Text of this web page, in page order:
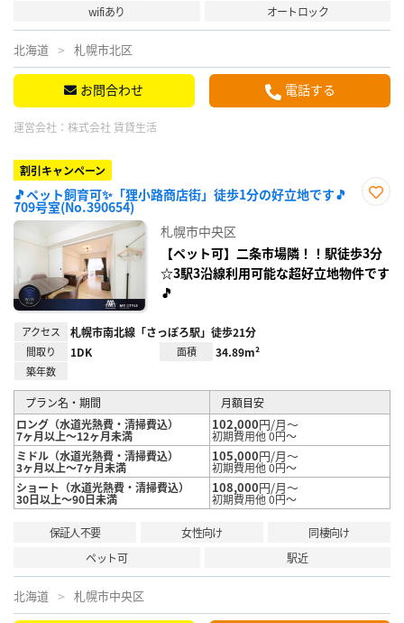
wifiあり
オートロック
北海道 札幌市北区
お問合わせ 電話する
運営会社： 株式会社 賃貸生活
割引キャンペーン
🎵ペット飼育可✨「狸小路商店街」徒歩1分の好立地です🎵
709号室(No.390654)
録
札幌市中央区
【ペット可】二条市場隣！！駅徒歩3分
☆3駅3沿線利用可能な超好立地物件です
🎵
アクセス 札幌市南北線「さっぽろ駅」徒歩21分
間取り 1DK 面積 34.89m²
築年数
プラン名・期間
月額目安
ロング（水道光熱費・清掃費込）
7ヶ月以上～12ヶ月未満
102,000円/月～
初期費用他 0円～
ミドル（水道光熱費・清掃費込）
3ヶ月以上～7ヶ月未満
105,000円/月～
初期費用他 0円～
ショート（水道光熱費・清掃費込）
30日以上～90日未満
108,000円/月～
初期費用他 0円～
保証人不要 女性向け
同棲向け
ペット可
駅近
北海道 札幌市中央区